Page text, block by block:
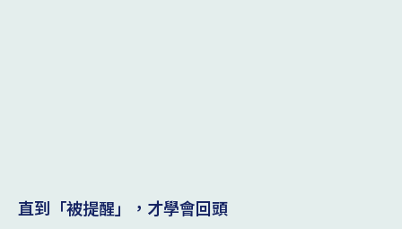
直到「被提醒」，才學會回頭